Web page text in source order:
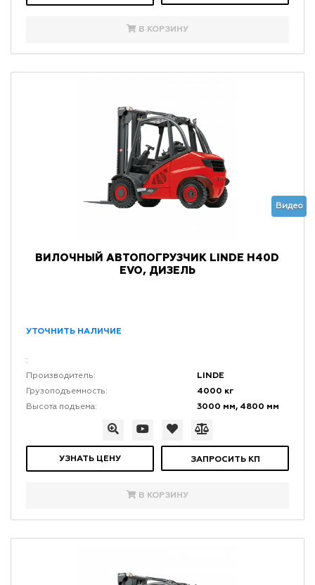
В КОРЗИНУ
Видео
ВИЛОЧНЫЙ АВТОПОГРУЗЧИК LINDE H40D
EVO, ДИЗЕЛЬ
УТОЧНИТЬ НАЛИЧИЕ
:
Производитель:
LINDE
Грузоподъемность: 4000 кг
Высота подъема: 3000 мм, 4800 мм
УЗНАТЬ ЦЕНУ ЗАПРОСИТЬ КП
В КОРЗИНУ